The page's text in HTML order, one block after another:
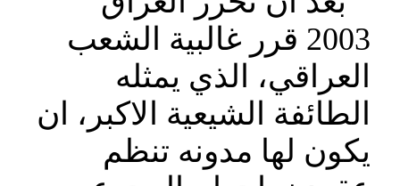
2003 قرر غالبية الشعب
العراقي، الذي يمثله
الطائفة الشيعية الاكبر، ان
يكون لها مدونه تنظم